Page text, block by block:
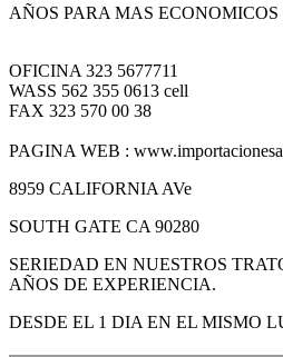
AÑOS PARA MAS ECONOMICOS
OFICINA 323 5677711
WASS 562 355 0613 cell
FAX 323 570 00 38
PAGINA WEB :
8959 CALIFORNIA AVe
SOUTH GATE CA 90280
SERIEDAD EN NUESTROS
AÑOS DE EXPERIENCIA.
DESDE EL 1 DIA EN EL MISMO